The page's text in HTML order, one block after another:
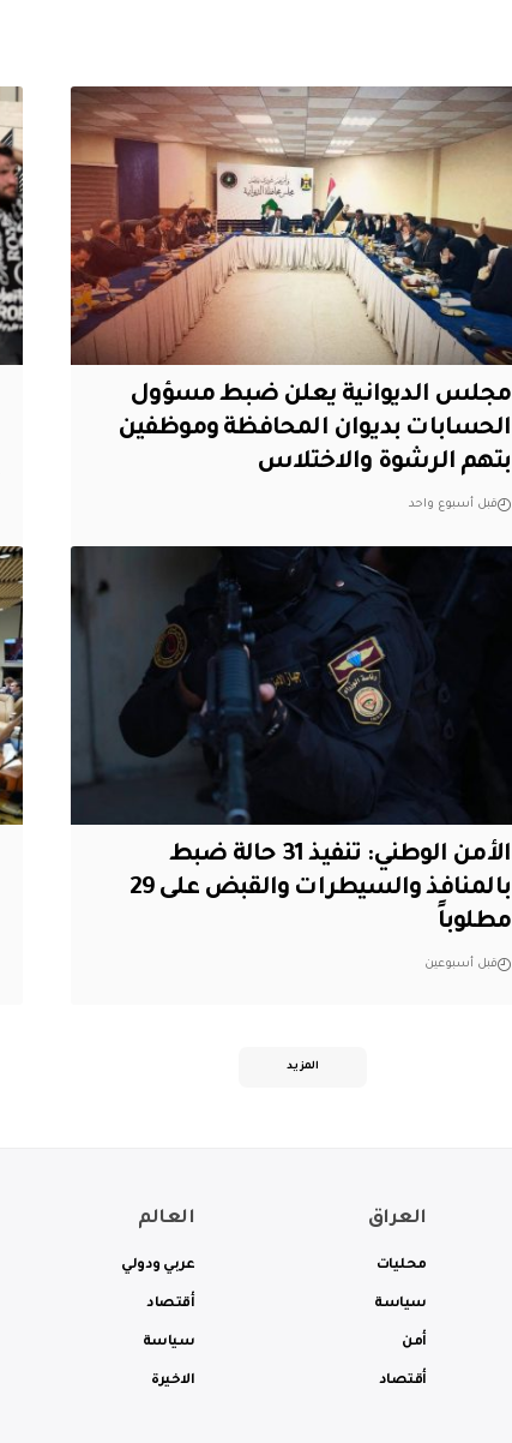
مجلس الديوانية يعلن ضبط مسؤول
الحسابات بديوان المحافظة وموظفين
بتهم الرشوة والاختلاس
قبل أسبوع واحد
الأمن الوطني: تنفيذ 31 حالة ضبط
بالمنافذ والسيطرات والقبض على 29
مطلوباً
قبل أسبوعين
المزيد
العراق
محليات
سياسة
أمن
أقتصاد
العالم
عربي ودولي
أقتصاد
سياسة
الاخيرة